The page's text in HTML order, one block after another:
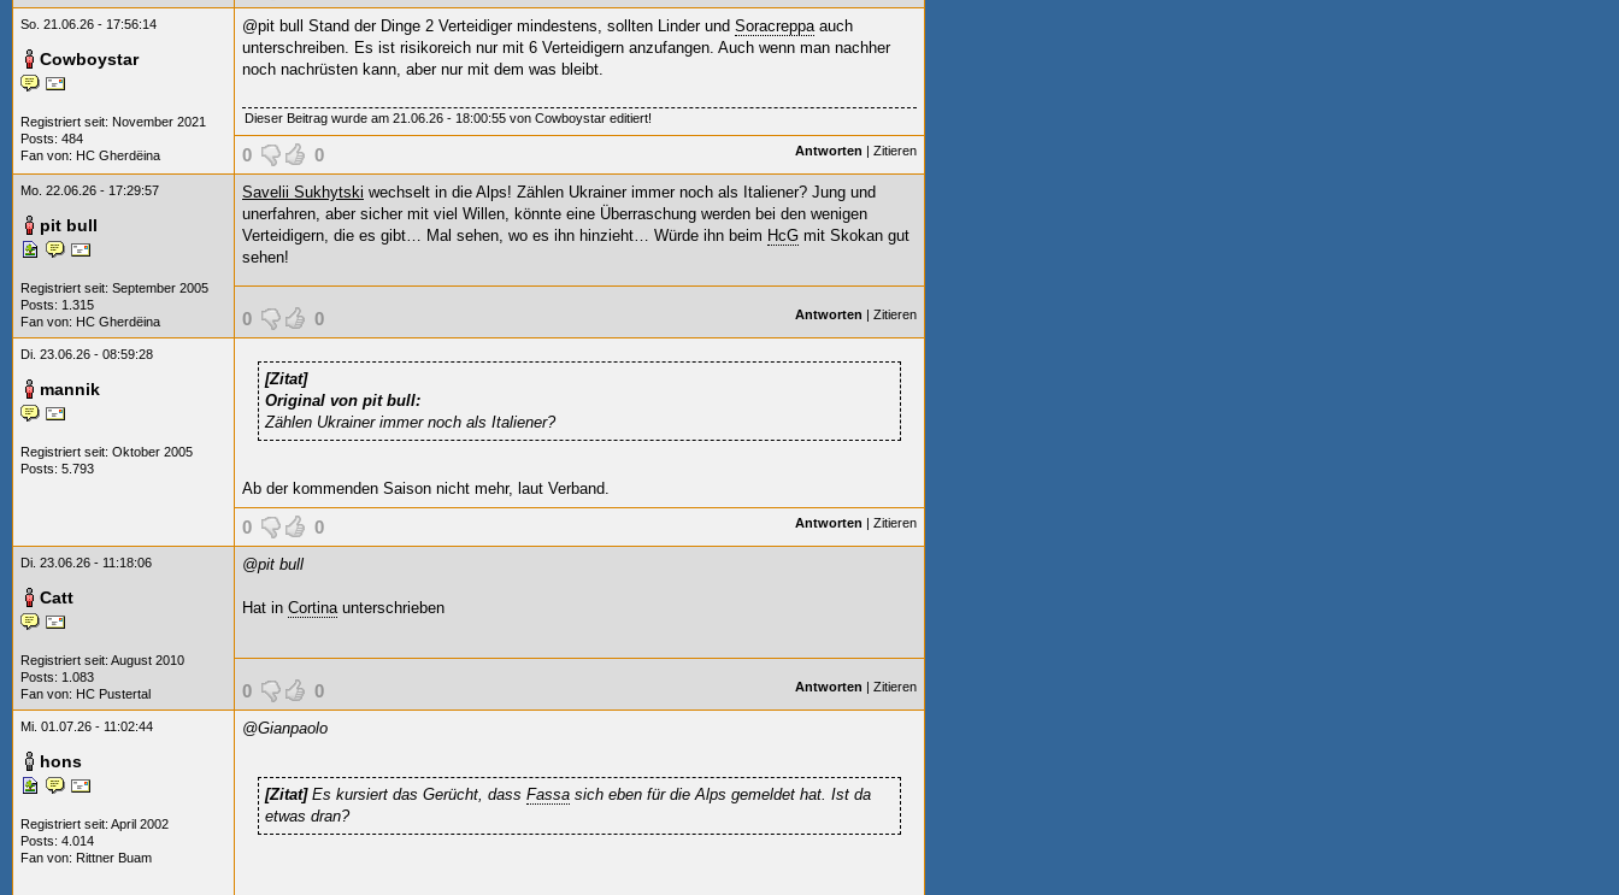
So. 21.06.26 - 17:56:14
Cowboystar
Registriert seit: November 2021
Posts: 484
Fan von: HC Gherdëina
@pit bull Stand der Dinge 2 Verteidiger mindestens, sollten Linder und Soracreppaauch
unterschreiben. Es ist risikoreich nur mit 6 Verteidigern anzufangen. Auch wenn man nachher
noch nachrüsten kann, aber nur mit dem was bleibt.
Dieser Beitrag wurde am 21.06.26 - 18:00:55 von Cowboystar editiert!
0 0 Antworten | Zitieren
Mo. 22.06.26 - 17:29:57
pit bull
Registriert seit: September 2005
Posts: 1.315
Fan von: HC Gherdëina
Savelii Sukhytski wechselt in die Alps! Zählen Ukrainer immer noch als Italiener? Jung und
unerfahren, aber sicher mit viel Willen, könnte eine Überraschung werden bei den wenigen
Verteidigern, die es gibt… Mal sehen, wo es ihn hinzieht… Würde ihn beim HcG mit Skokan gut
sehen!
0 0 Antworten | Zitieren
Di. 23.06.26 - 08:59:28
mannik
Registriert seit: Oktober 2005
Posts: 5.793
[Zitat]
Original von pit bull:
Zählen Ukrainer immer noch als Italiener?
Ab der kommenden Saison nicht mehr, laut Verband.
0 0 Antworten | Zitieren
Di. 23.06.26 - 11:18:06
Catt
Registriert seit: August 2010
Posts: 1.083
Fan von: HC Pustertal
@pit bull
Hat in Cortinaunterschrieben
0 0 Antworten | Zitieren
Mi. 01.07.26 - 11:02:44
hons
Registriert seit: April 2002
Posts: 4.014
Fan von: Rittner Buam
@Gianpaolo
[Zitat] Es kursiert das Gerücht, dass Fassa sich eben für die Alps gemeldet hat. Ist da
etwas dran?